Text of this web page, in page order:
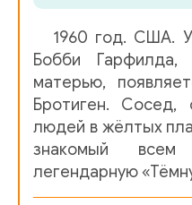
king_nizkie_09_01
king_nizkie_09_02
king_nizkie_10_01
king_nizkie_10_02
1960 год. США.
Бобби
матерью,
Бротиген. Сосед,
людей в жёлтых
знакомый
легендарную